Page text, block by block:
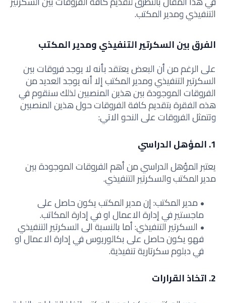
التنفيذي ومدير المكتب.
الفرق بين السكرتير التنفيذي ومدير المكتب
على الرغم من أن البعض يعتقد بأنه لا يوجد فروقات بين
السكرتير التنفيذي ومدير المكتب إلا أنه يوجد العديد من
الفروقات الموجودة بين هذين المنصبين لذلك سنقوم في
هذه الفقرة بتقديم كافة الفروقات حول هذين المنصبين
وتتمثل الفروقات على النحو الاتي:
1. المؤهل الدراسي
يعتبر المؤهل الدراسي من أهم الفروقات الموجودة بين
مدير المكتب والسكرتير التنفيذي.
مدير المكتب: إن مدير المكتب يكون حاصل على
ماجستير في إدارة الاعمال او في إدارة المكاتب.
السكرتير التنفيذي: أما بالنسبة الى السكرتير التنفيذي
فهو يكون حاصل على بكالوريوس في إدارة الاعمال او
في دبلوم سكرتارية تنفيذية.
2. اتخاذ القرارات